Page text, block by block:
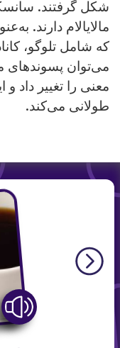
گرفتند.
دارند.
شامل تلوگو،
پسوندهای
را تغییر داد و
می‌کند.